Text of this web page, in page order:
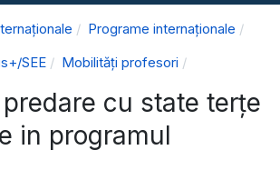
Programe internaționale
SEE
Mobilități profesori
cu state terțe
in programul